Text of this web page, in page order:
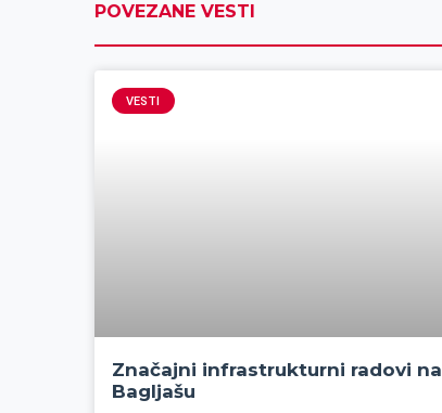
POVEZANE VESTI
VESTI
Značajni infrastrukturni radovi na
Bagljašu